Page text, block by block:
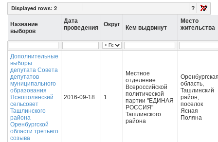
Displayed rows: 2 ?
Название
выборов
Дата
проведения
Округ Кем выдвинут
Место
жительства
Дополнительные
выборы
депутата Совета
депутатов
муниципального
образования
Яснополянский
сельсовет
Ташлинского
района
Оренбургской
области третьего
созыва
2016-09-18 1
Местное
отделение
Всероссийской
политической
партии "ЕДИНАЯ
РОССИЯ"
Ташлинского
района
область,
Ташлинский
район,
поселок
Ясная
Поляна